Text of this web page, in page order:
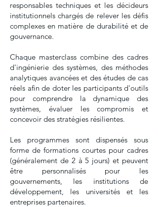
responsables techniques et les décideurs
institutionnels chargés de relever les défis
complexes en matière de durabilité et de
gouvernance.
Chaque masterclass combine des cadres
d'ingénierie des systèmes, des méthodes
analytiques avancées et des études de cas
réels afin de doter les participants d'outils
pour comprendre la dynamique des
systèmes, évaluer les compromis et
concevoir des stratégies résilientes.
Les programmes sont dispensés sous
forme de formations courtes pour cadres
(généralement de 2 à 5 jours) et peuvent
être personnalisés pour les
gouvernements, les institutions de
développement, les universités et les
entreprises partenaires.